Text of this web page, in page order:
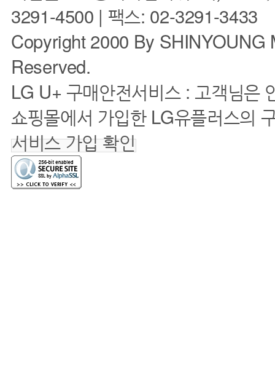
3291-4500 | 팩스: 02-3291-3433
Copyright 2000 By
Reserved.
LG U+ 구매안전서비스 : 고객님은
쇼핑몰에서 가입한 LG유플러스의
서비스 가입 확인